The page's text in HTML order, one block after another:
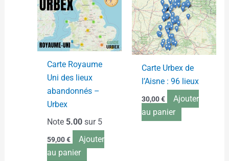
Carte Royaume
Uni des lieux
abandonnés –
Urbex
Note 5.00sur 5
59,00€
Ajouter
au panier
Carte Urbex de
l’Aisne : 96 lieux
30,00€
Ajouter
au panier